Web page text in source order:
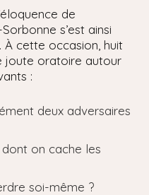
de
s’est ainsi
À cette occasion, huit
joute oratoire autour
:
deux adversaires
on cache les
soi-même ?